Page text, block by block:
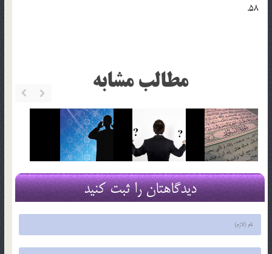
58.
مطالب مشابه
دیدگاهتان را ثبت کنید